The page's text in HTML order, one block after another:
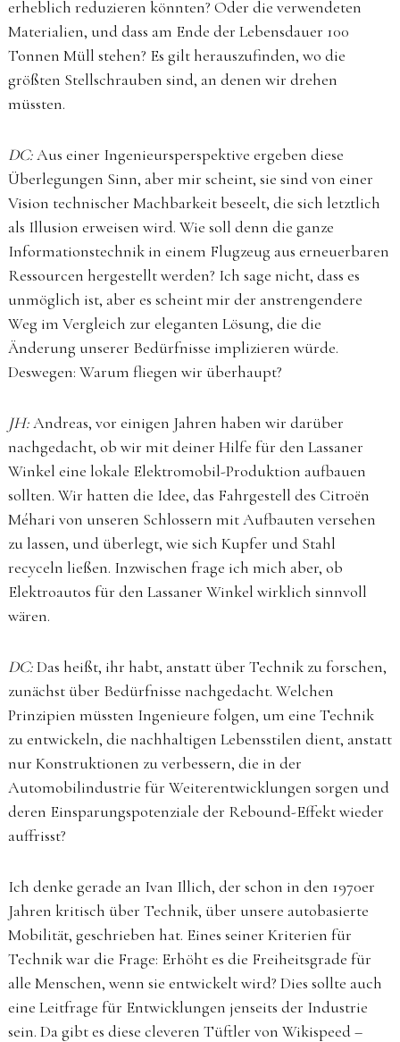
erheblich reduzieren könnten? Oder die verwendeten
Materialien, und dass am Ende der Lebensdauer 100
Tonnen Müll stehen? Es gilt herauszufinden, wo die
größten Stellschrauben sind, an denen wir drehen
müssten.
DC:Aus einer Ingenieursperspektive ergeben diese
Überlegungen Sinn, aber mir scheint, sie sind von einer
Vision technischer Machbarkeit beseelt, die sich letztlich
als Illusion erweisen wird. Wie soll denn die ganze
Informationstechnik in einem Flugzeug aus erneuerbaren
Ressourcen hergestellt werden? Ich sage nicht, dass es
unmöglich ist, aber es scheint mir der anstrengendere
Weg im Vergleich zur eleganten Lösung, die die
Änderung unserer Bedürfnisse implizieren würde.
Deswegen: Warum fliegen wir überhaupt?
JH:Andreas, vor einigen Jahren haben wir darüber
nachgedacht, ob wir mit deiner Hilfe für den Lassaner
Winkel eine lokale Elektromobil-Produktion aufbauen
sollten. Wir hatten die Idee, das Fahrgestell des Citroën
Méhari von unseren Schlossern mit Aufbauten versehen
zu lassen, und überlegt, wie sich Kupfer und Stahl
recyceln ließen. Inzwischen frage ich mich aber, ob
Elektroautos für den Lassaner Winkel wirklich sinnvoll
wären.
DC:Das heißt, ihr habt, anstatt über Technik zu forschen,
zunächst über Bedürfnisse nachgedacht. Welchen
Prinzipien müssten Ingenieure folgen, um eine Technik
zu entwickeln, die­ nachhaltigen Lebensstilen dient, anstatt
nur Konstruktionen zu verbessern, die in der
Automobilindustrie für Weiterentwicklungen sorgen und
deren Einsparungspotenziale der Rebound-Effekt wieder
auffrisst?
Ich denke gerade an Ivan Illich, der schon in den 1970er
Jahren kritisch über Technik, über unsere autobasierte
Mobilität, geschrieben hat. Eines seiner Kriterien für
Technik war die Frage: Erhöht es die Freiheitsgrade für
alle Menschen, wenn sie entwickelt wird? Dies sollte auch
eine Leitfrage für Entwicklungen jenseits der Industrie
sein. Da gibt es diese cleveren Tüftler von Wikispeed –